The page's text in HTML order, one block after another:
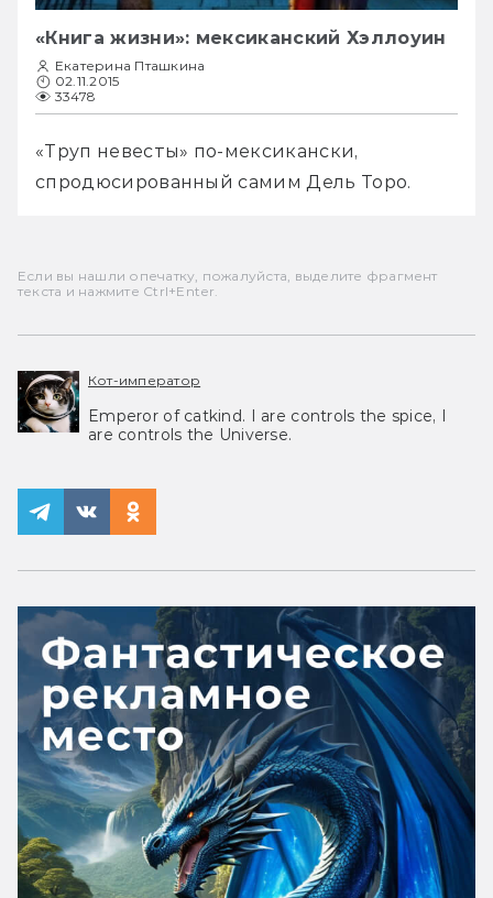
«Книга жизни»: мексиканский Хэллоуин
Екатерина Пташкина
02.11.2015
33478
«Труп невесты» по-мексикански,
спродюсированный самим Дель Торо.
Если вы нашли опечатку, пожалуйста, выделите фрагмент
текста и нажмите Ctrl+Enter.
Кот-император
Emperor of catkind. I are controls the spice, I
are controls the Universe.